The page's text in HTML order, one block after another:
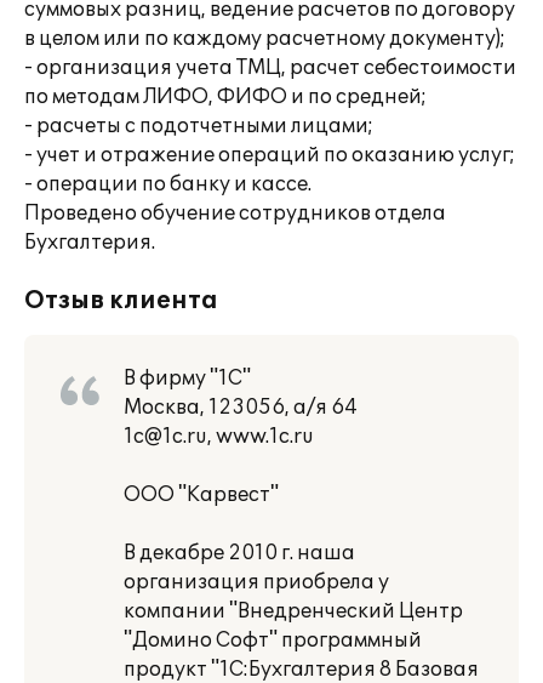
суммовых разниц, ведение расчетов по договору
в целом или по каждому расчетному документу);
- организация учета ТМЦ, расчет себестоимости
по методам ЛИФО, ФИФО и по средней;
- расчеты с подотчетными лицами;
- учет и отражение операций по оказанию услуг;
- операции по банку и кассе.
Проведено обучение сотрудников отдела
Бухгалтерия.
Отзыв клиента
В фирму "1С"
Москва, 123056, а/я 64
1c@1c.ru, www.1c.ru
ООО "Карвест"
В декабре 2010 г. наша
организация приобрела у
компании "Внедренческий Центр
"Домино Софт" программный
продукт "1C:Бухгалтерия 8 Базовая